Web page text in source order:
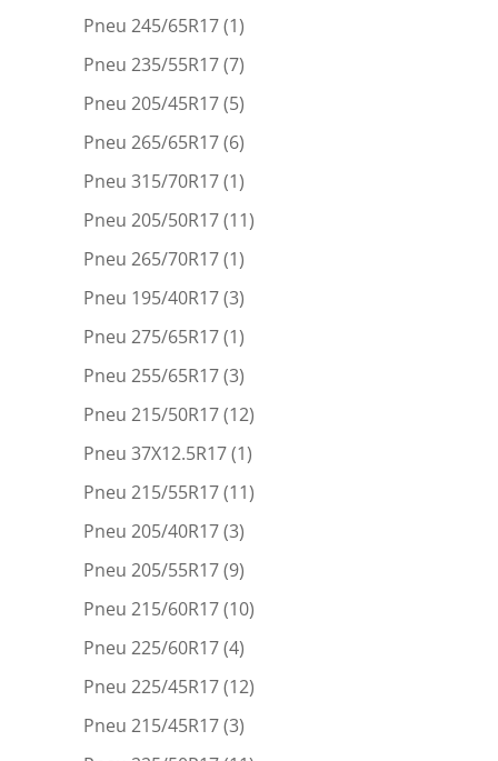
Pneu 245/65R17(1)
Pneu 235/55R17(7)
Pneu 205/45R17(5)
Pneu 265/65R17(6)
Pneu 315/70R17(1)
Pneu 205/50R17(11)
Pneu 265/70R17(1)
Pneu 195/40R17(3)
Pneu 275/65R17(1)
Pneu 255/65R17(3)
Pneu 215/50R17(12)
Pneu 37X12.5R17(1)
Pneu 215/55R17(11)
Pneu 205/40R17(3)
Pneu 205/55R17(9)
Pneu 215/60R17(10)
Pneu 225/60R17(4)
Pneu 225/45R17(12)
Pneu 215/45R17(3)